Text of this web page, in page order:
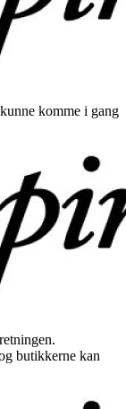
komme i gang
butikkerne kan